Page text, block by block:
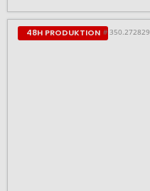
48H PRODUKTION # 350.272829